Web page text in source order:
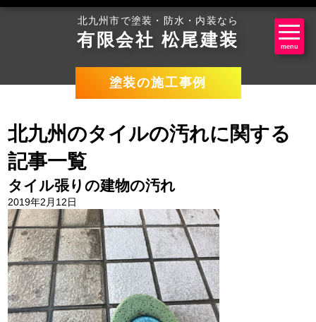
北九州市で塗装・防水・内装なら
有限会社 松尾建装 menu
塗装の施工事例
北九州のタイルの汚れに関する
記事一覧
タイル張りの建物の汚れ
2019年2月12日